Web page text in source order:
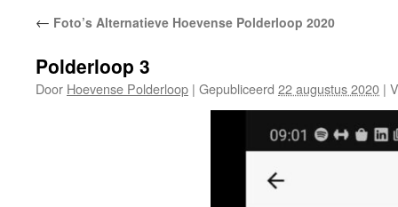
← Foto’s Alternatieve Hoevense Polderloop 2020
Polderloop 3
Door Hoevense Polderloop | Gepubliceerd 22 augustus 2020 |